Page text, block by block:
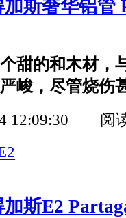
斯奢华铝管
甜的和木材，
峻，尽管烧伤
12:09:30 阅
斯E2